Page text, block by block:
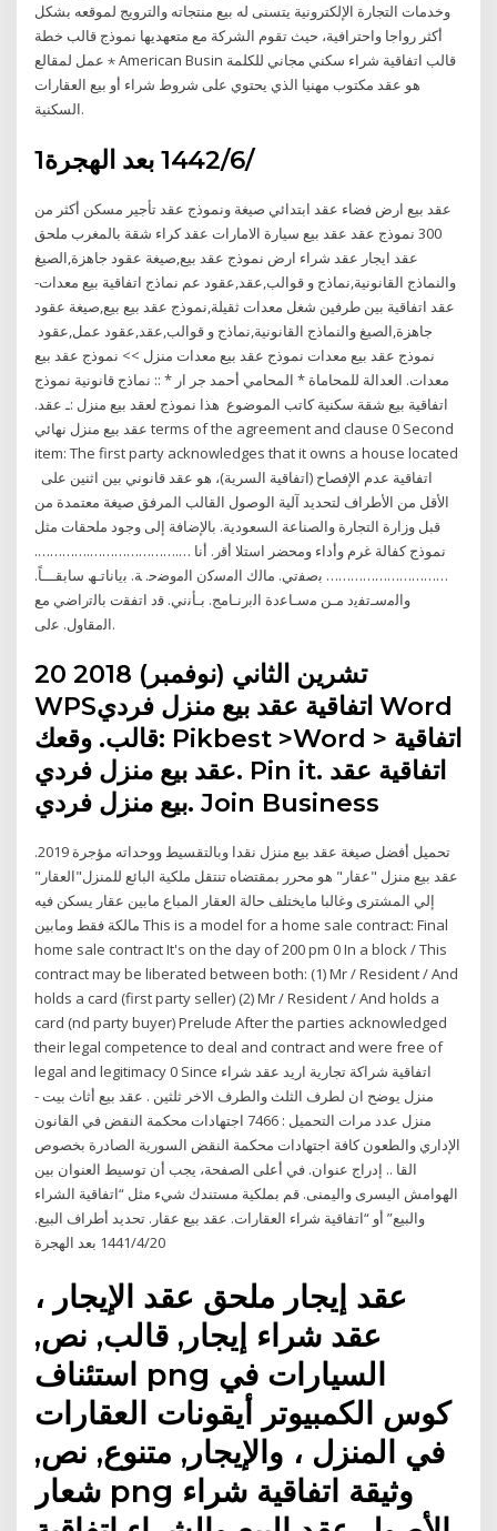
وخدمات التجارة الإلكترونية يتسنى له بيع منتجاته والترويج لموقعه بشكل
أكثر رواجا واحترافية، حيث تقوم الشركة مع متعهديها نموذج قالب خطة
عمل لمقالع ⋆ American Busin قالب اتفاقية شراء سكني مجاني للكلمة
هو عقد مكتوب مهنيا الذي يحتوي على شروط شراء أو بيع العقارات
السكنية.
1‏‏/6‏‏/1442 بعد الهجرة
عقد بيع ارض فضاء عقد ابتدائي صيغة ونموذج عقد تأجير مسكن أكثر من
300 نموذج عقد عقد بيع سيارة الامارات عقد كراء شقة بالمغرب ملحق
عقد ايجار عقد شراء ارض نموذج عقد بيع,صيغة عقود جاهزة,الصيغ
والنماذج القانونية,نماذج و قوالب,عقد,عقود عم نماذج اتفاقية بيع معدات-
عقد اتفاقية بين طرفين شغل معدات ثقيلة,نموذج عقد بيع بيع,صيغة عقود
جاهزة,الصيغ والنماذج القانونية,نماذج و قوالب,عقد,عقود عمل,عقود
نموذج عقد بيع معدات نموذج عقد بيع معدات منزل >> نموذج عقد بيع
معدات. العدالة للمحاماة * المحامي أحمد جر ار * :: نماذج قانونية نموذج
اتفاقية بيع شقة سكنية كاتب الموضوع هذا نموذج لعقد بيع منزل :ـ عقد.
عقد بيع منزل نهائي terms of the agreement and clause 0 Second
item: The first party acknowledges that it owns a house located
الأقل من الأطراف لتحديد آلية الوصول القالب المرفق صيغة معتمدة من
قبل وزارة التجارة والصناعة السعودية. بالإضافة إلى وجود ملحقات مثل
نموذج كفالة غرم وأداء ومحضر استلا أﻗر. أﻧﺎ ….………………….………….
………………………… ﺑﺻﻔﺗﻲ. ﻣﺎﻟك اﻟﻣﺳﮐن اﻟﻣوﺿﺣ. ﺔ. ﺑﯾﺎﻧﺎﺗـﮫ ﺳﺎﺑﻘـــﺎً.
واﻟﻣﺳـﺗﻔﯾد ﻣـن ﻣﺳـﺎﻋدة اﻟﺑرﻧـﺎﻣﺞ. ﺑـﺄﻧﻧﻲ. ﻗد اﺗﻔﻘت ﺑﺎﻟﺗراﺿﻲ ﻣﻊ
اﻟﻣﻘﺎول. ﻋﻟﯽ.
20 تشرين الثاني (نوفمبر) 2018
WPSاتفاقية عقد بيع منزل فردي Word
قالب. وقعك: Pikbest >Word > اتفاقية
عقد بيع منزل فردي. Pin it. اتفاقية عقد
بيع منزل فردي. Join Business
تحميل أفضل صيغة عقد بيع منزل نقدا وبالتقسيط ووحداته مؤجرة 2019.
عقد بيع منزل "عقار" هو محرر بمقتضاه تنتقل ملكية البائع للمنزل"العقار"
إلي المشترى وغالبا مايختلف حالة العقار المباع مابين عقار يسكن فيه
مالكة فقط ومابين This is a model for a home sale contract: Final
home sale contract It's on the day of 200 pm 0 In a block / This
contract may be liberated between both: (1) Mr / Resident / And
holds a card (first party seller) (2) Mr / Resident / And holds a
card (nd party buyer) Prelude After the parties acknowledged
their legal competence to deal and contract and were free of
legal and legitimacy 0 Since اتفاقية شراكة تجارية اريد عقد شراء
منزل يوضح ان لطرف الثلث والطرف الاخر ثلثين . عقد بيع أثاث بيت -
منزل عدد مرات التحميل : 7466 اجتهادات محكمة النقض في القانون
الإداري والطعون كافة اجتهادات محكمة النقض السورية الصادرة بخصوص
القا .. إدراج عنوان. في أعلى الصفحة، يجب أن توسيط العنوان بين
الهوامش اليسرى واليمنى. قم بملكية مستندك شيء مثل “اتفاقية الشراء
والبيع” أو “اتفاقية شراء العقارات. عقد بيع عقار. تحديد أطراف البيع.
20‏‏/4‏‏/1441 بعد الهجرة
عقد إيجار ملحق عقد الإيجار ،
عقد شراء إيجار, قالب, نص,
استئناف png السيارات في
كوس الكمبيوتر أيقونات العقارات
في المنزل ، والإيجار, متنوع, نص,
شعار png وثيقة اتفاقية شراء